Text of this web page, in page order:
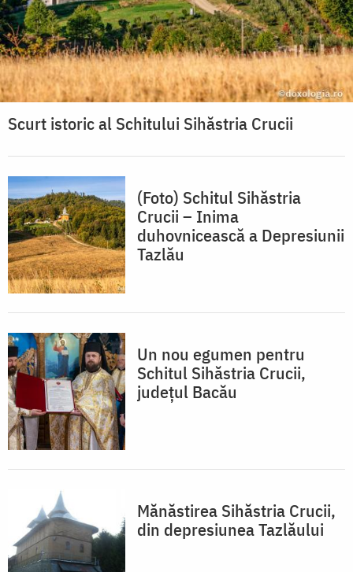
Scurt istoric al Schitului Sihăstria Crucii
(Foto) Schitul Sihăstria
Crucii – Inima
duhovnicească a Depresiunii
Tazlău
Un nou egumen pentru
Schitul Sihăstria Crucii,
judeţul Bacău
Mănăstirea Sihăstria Crucii,
din depresiunea Tazlăului